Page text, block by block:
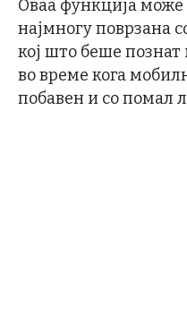
Оваа функција може
најмногу поврзана
кој што беше
во време кога
побавен и со помал